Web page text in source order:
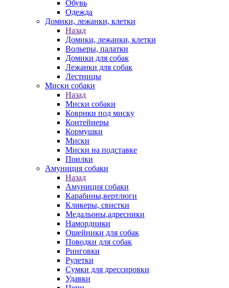
Обувь
Одежда
Домики, лежанки, клетки
Назад
Домики, лежанки, клетки
Вольеры, палатки
Домики для собак
Лежанки для собак
Лестницы
Миски собаки
Назад
Миски собаки
Коврики под миску
Контейнеры
Кормушки
Миски
Миски на подставке
Поилки
Амуниция собаки
Назад
Амуниция собаки
Карабины,вертлюги
Кликеры, свистки
Медальоны,адресники
Намордники
Ошейники для собак
Поводки для собак
Ринговки
Рулетки
Сумки для дрессировки
Удавки